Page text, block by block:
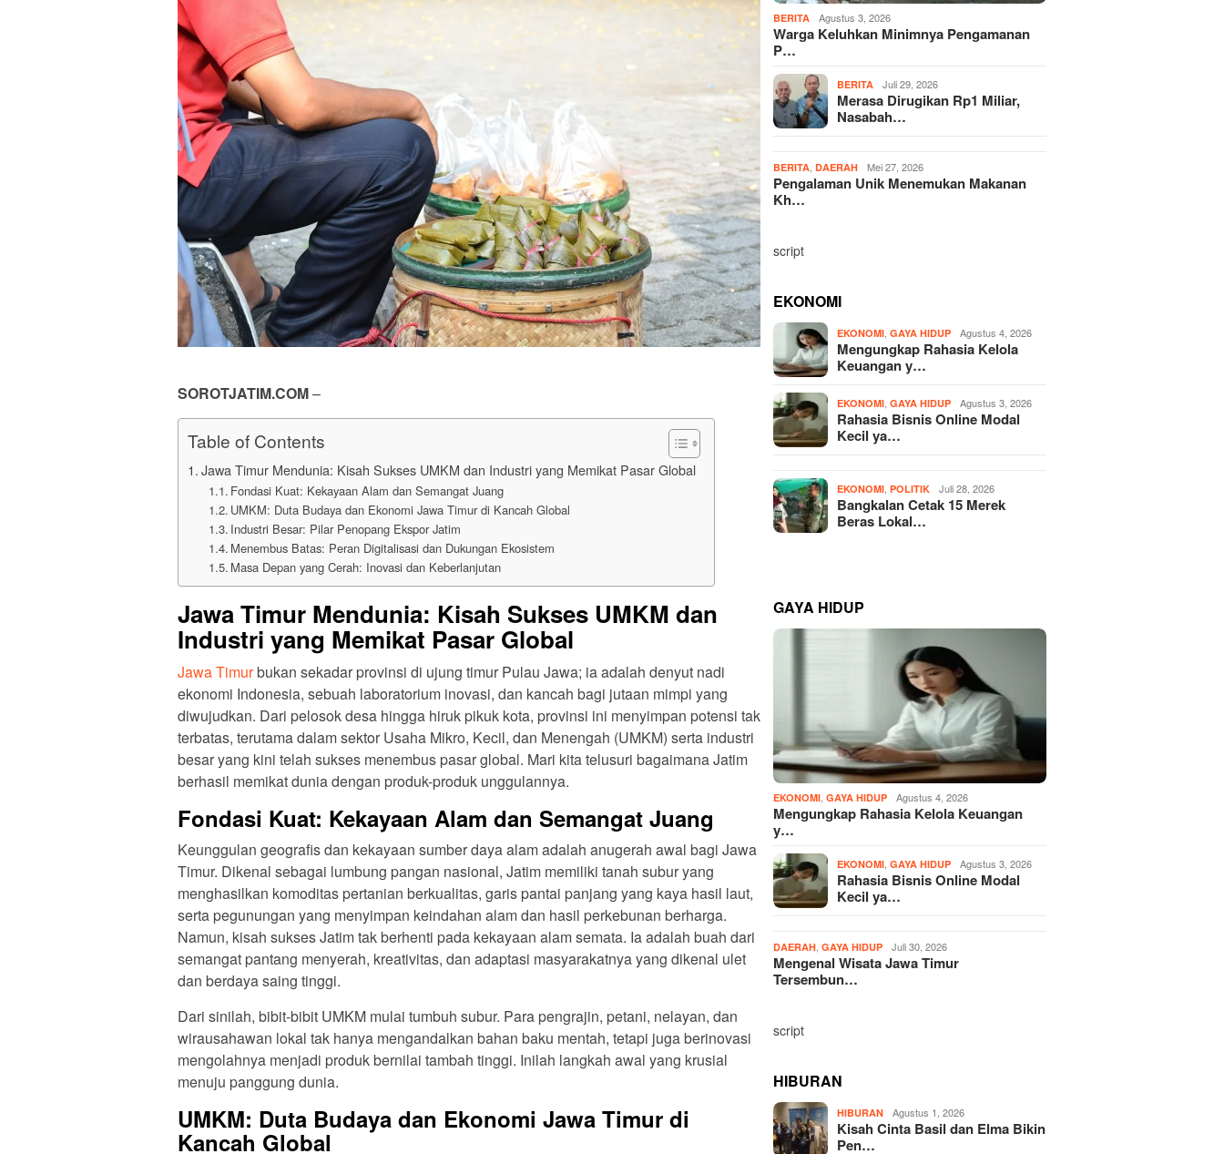
SOROTJATIM.COM–
Table of Contents
Jawa Timur Mendunia: Kisah Sukses UMKM dan Industri yang Memikat Pasar Global
Fondasi Kuat: Kekayaan Alam dan Semangat Juang
UMKM: Duta Budaya dan Ekonomi Jawa Timur di Kancah Global
Industri Besar: Pilar Penopang Ekspor Jatim
Menembus Batas: Peran Digitalisasi dan Dukungan Ekosistem
Masa Depan yang Cerah: Inovasi dan Keberlanjutan
Jawa Timur Mendunia: Kisah Sukses UMKM dan
Industri yang Memikat Pasar Global
Jawa Timurbukan sekadar provinsi di ujung timur Pulau Jawa; ia adalah denyut nadi
ekonomi Indonesia, sebuah laboratorium inovasi, dan kancah bagi jutaan mimpi yang
diwujudkan. Dari pelosok desa hingga hiruk pikuk kota, provinsi ini menyimpan potensi tak
terbatas, terutama dalam sektor Usaha Mikro, Kecil, dan Menengah (UMKM) serta industri
besar yang kini telah sukses menembus pasar global. Mari kita telusuri bagaimana Jatim
berhasil memikat dunia dengan produk-produk unggulannya.
Fondasi Kuat: Kekayaan Alam dan Semangat Juang
Keunggulan geografis dan kekayaan sumber daya alam adalah anugerah awal bagi Jawa
Timur. Dikenal sebagai lumbung pangan nasional, Jatim memiliki tanah subur yang
menghasilkan komoditas pertanian berkualitas, garis pantai panjang yang kaya hasil laut,
serta pegunungan yang menyimpan keindahan alam dan hasil perkebunan berharga.
Namun, kisah sukses Jatim tak berhenti pada kekayaan alam semata. Ia adalah buah dari
semangat pantang menyerah, kreativitas, dan adaptasi masyarakatnya yang dikenal ulet
dan berdaya saing tinggi.
Dari sinilah, bibit-bibit UMKM mulai tumbuh subur. Para pengrajin, petani, nelayan, dan
wirausahawan lokal tak hanya mengandalkan bahan baku mentah, tetapi juga berinovasi
mengolahnya menjadi produk bernilai tambah tinggi. Inilah langkah awal yang krusial
menuju panggung dunia.
UMKM: Duta Budaya dan Ekonomi Jawa Timur di
Kancah Global
BERITA Agustus 3, 2026
Warga Keluhkan Minimnya Pengamanan
P…
BERITA Juli 29, 2026
Merasa Dirugikan Rp1 Miliar,
Nasabah…
BERITA ,DAERAH Mei 27, 2026
Pengalaman Unik Menemukan Makanan
Kh…
script
EKONOMI
EKONOMI ,GAYA HIDUP Agustus 4, 2026
Mengungkap Rahasia Kelola
Keuangan y…
EKONOMI ,GAYA HIDUP Agustus 3, 2026
Rahasia Bisnis Online Modal
Kecil ya…
EKONOMI ,POLITIK Juli 28, 2026
Bangkalan Cetak 15 Merek
Beras Lokal…
GAYA HIDUP
EKONOMI ,GAYA HIDUP Agustus 4, 2026
Mengungkap Rahasia Kelola Keuangan
y…
EKONOMI ,GAYA HIDUP Agustus 3, 2026
Rahasia Bisnis Online Modal
Kecil ya…
DAERAH ,GAYA HIDUP Juli 30, 2026
Mengenal Wisata Jawa Timur
Tersembun…
script
HIBURAN
HIBURAN Agustus 1, 2026
Kisah Cinta Basil dan Elma Bikin
Pen…